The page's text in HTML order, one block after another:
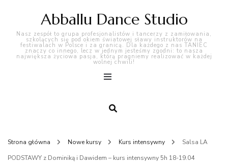
Abballu Dance Studio
Nasz zespół to grupa profesjonalistów i tancerzy z zamiłowania,
szkolących się pod okiem światowej sławy instruktorów na
festiwalach w Polsce i za granicą. Dla każdego z nas TANIEC
znaczy co innego, lecz w jednym jesteśmy zgodni: to nasza
największa życiowa pasja, którą pragniemy realizować w każdej
wolnej chwili!
Strona główna Nowe kursy Kurs intensywny
Salsa LA
PODSTAWY z Dominiką i Dawidem – kurs intensywny 5h 18-19.04